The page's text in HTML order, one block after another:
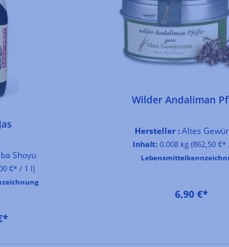
Shoyu
€* / 1 l)
Wilder Andaliman
Hersteller :Altes
Inhalt: 0.008 kg(862,50 €*
6,90 €*